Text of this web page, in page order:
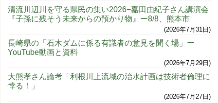
清流川辺川を守る県民の集い2026−嘉田由紀子さん講演会
『子孫に残そう未来からの預かり物』ー8/8、熊本市
2026年7月31日
長崎県の「石木ダムに係る有識者の意見を聞く場」ー
YouTube動画と資料
2026年7月29日
大熊孝さん論考「利根川上流域の治水計画は技術者倫理に
悖る！」
2026年7月27日